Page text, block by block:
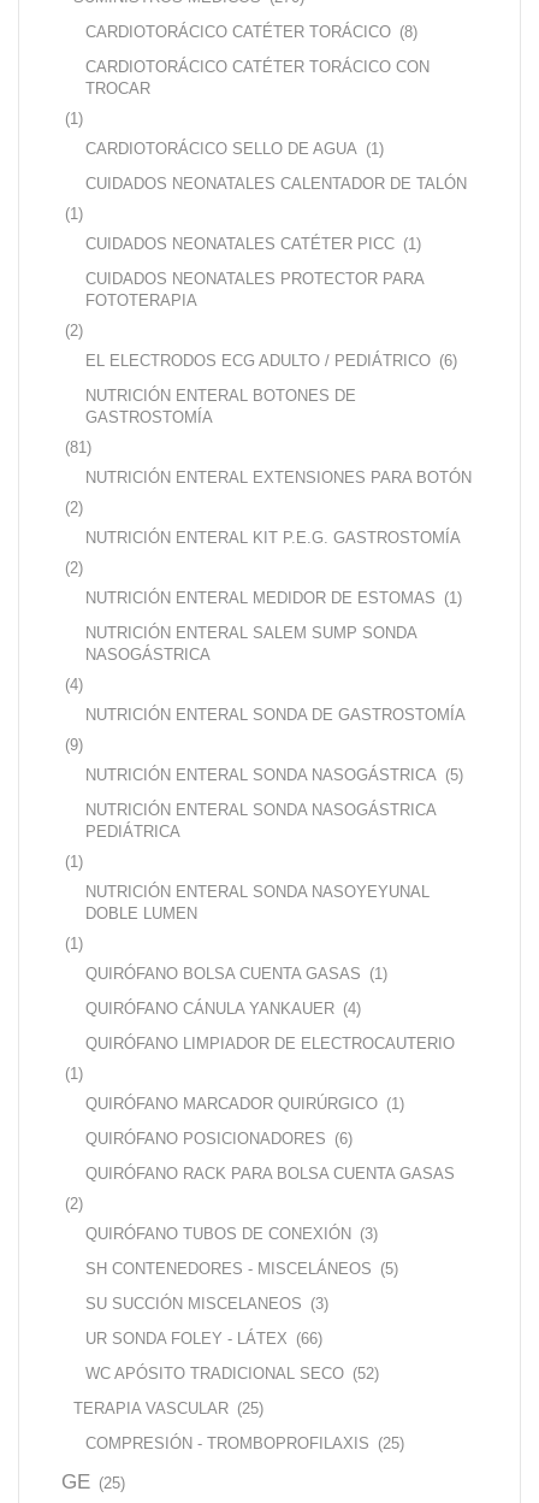
CARDIOTORÁCICO CATÉTER TORÁCICO (8)
CARDIOTORÁCICO CATÉTER TORÁCICO CON
TROCAR
(1)
CARDIOTORÁCICO SELLO DE AGUA (1)
CUIDADOS NEONATALES CALENTADOR DE TALÓN
(1)
CUIDADOS NEONATALES CATÉTER PICC (1)
CUIDADOS NEONATALES PROTECTOR PARA
FOTOTERAPIA
(2)
EL ELECTRODOS ECG ADULTO / PEDIÁTRICO (6)
NUTRICIÓN ENTERAL BOTONES DE
GASTROSTOMÍA
(81)
NUTRICIÓN ENTERAL EXTENSIONES PARA BOTÓN
(2)
NUTRICIÓN ENTERAL KIT P.E.G. GASTROSTOMÍA
(2)
NUTRICIÓN ENTERAL MEDIDOR DE ESTOMAS (1)
NUTRICIÓN ENTERAL SALEM SUMP SONDA
NASOGÁSTRICA
(4)
NUTRICIÓN ENTERAL SONDA DE GASTROSTOMÍA
(9)
NUTRICIÓN ENTERAL SONDA NASOGÁSTRICA (5)
NUTRICIÓN ENTERAL SONDA NASOGÁSTRICA
PEDIÁTRICA
(1)
NUTRICIÓN ENTERAL SONDA NASOYEYUNAL
DOBLE LUMEN
(1)
QUIRÓFANO BOLSA CUENTA GASAS (1)
QUIRÓFANO CÁNULA YANKAUER (4)
QUIRÓFANO LIMPIADOR DE ELECTROCAUTERIO
(1)
QUIRÓFANO MARCADOR QUIRÚRGICO (1)
QUIRÓFANO POSICIONADORES (6)
QUIRÓFANO RACK PARA BOLSA CUENTA GASAS
(2)
QUIRÓFANO TUBOS DE CONEXIÓN (3)
SH CONTENEDORES - MISCELÁNEOS (5)
SU SUCCIÓN MISCELANEOS (3)
UR SONDA FOLEY - LÁTEX (66)
WC APÓSITO TRADICIONAL SECO (52)
TERAPIA VASCULAR (25)
COMPRESIÓN - TROMBOPROFILAXIS (25)
GE (25)